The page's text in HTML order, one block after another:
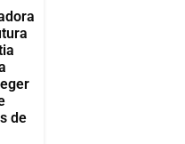
de